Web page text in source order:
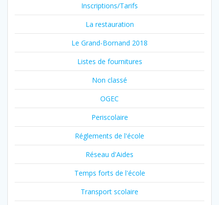
Inscriptions/Tarifs
La restauration
Le Grand-Bornand 2018
Listes de fournitures
Non classé
OGEC
Periscolaire
Réglements de l'école
Réseau d'Aides
Temps forts de l'école
Transport scolaire